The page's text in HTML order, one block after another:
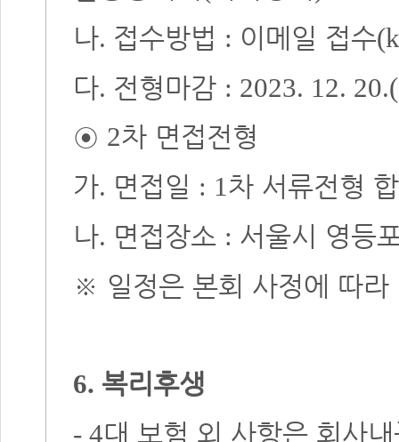
나. 접수방법 : 이메일 접수
다. 전형마감 : 2023. 12. 20.(
◉ 2차 면접전형
가. 면접일 : 1차 서류전형
나. 면접장소 : 서울시 영등
※ 일정은 본회 사정에 따
6. 복리후생
- 4대 보험 외 사항은 회사